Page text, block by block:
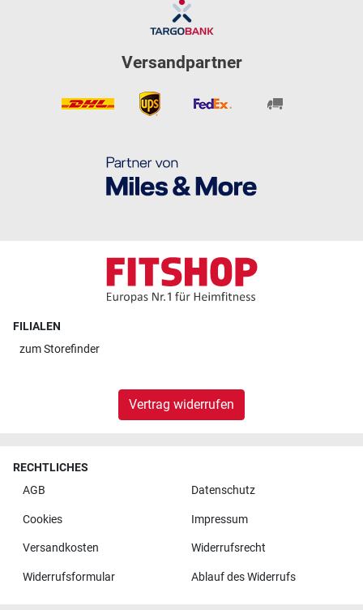
Versandpartner
FILIALEN
zumStorefinder
Vertrag widerrufen
RECHTLICHES
AGB
Datenschutz
Cookies Impressum
Versandkosten Widerrufsrecht
Widerrufsformular Ablauf des Widerrufs